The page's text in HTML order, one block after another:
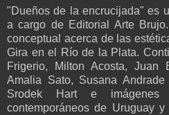
"Dueños de la encrucijada" es
a cargo de Editorial Arte
conceptual acerca de las
Gira en el Río de la Plata.
Frigerio, Milton Acosta, Juan
Amalia Sato, Susana
Srodek Hart e
contemporáneos de Uruguay